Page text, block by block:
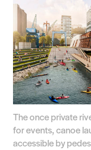
The once private
for events, canoe
accessible by